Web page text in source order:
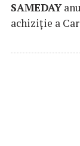
SAMEDAY
achiziție a